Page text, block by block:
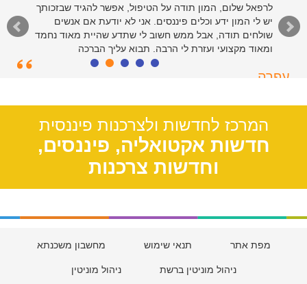
לרפאל שלום, המון תודה על הטיפול, אפשר להגיד שבזכותך
יש לי המון ידע וכלים פיננסים. אני לא יודעת אם אנשים
שולחים תודה, אבל ממש חשוב לי שתדע שהיית מאוד נחמד
ומאוד מקצועי ועזרת לי הרבה. תבוא עליך הברכה
עפרה
המרכז לחדשות ולצרכנות פיננסית
חדשות אקטואליה, פיננסים,
וחדשות צרכנות
מפת אתר תנאי שימוש מחשבון משכנתא
ניהול מוניטין ברשת ניהול מוניטין